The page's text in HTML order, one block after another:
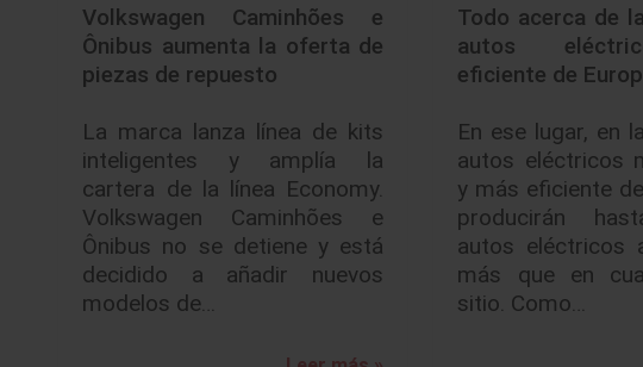
Volkswagen Caminhões e
Ônibus aumenta la oferta de
piezas de repuesto
La marca lanza línea de kits
inteligentes y amplía la
cartera de la línea Economy.
Volkswagen Caminhões e
Ônibus no se detiene y está
decidido a añadir nuevos
modelos de…
Todo acerca de
autos
eficiente de
En ese lugar, en
autos eléctricos
y más eficiente
producirán
autos eléctricos
más que en
sitio. Como…